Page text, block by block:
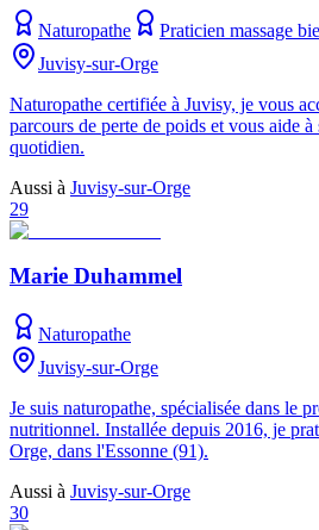
Naturopathe
Praticien massage
Juvisy-sur-Orge
Naturopathe certifiée à Juvisy, je vous
parcours de perte de poids et vous aide
quotidien.
Aussi à Juvisy-sur-Orge
29
Marie Duhammel
Naturopathe
Juvisy-sur-Orge
Je suis naturopathe, spécialisée dans le
nutritionnel. Installée depuis 2016, je
Orge, dans l'Essonne (91).
Aussi à Juvisy-sur-Orge
30